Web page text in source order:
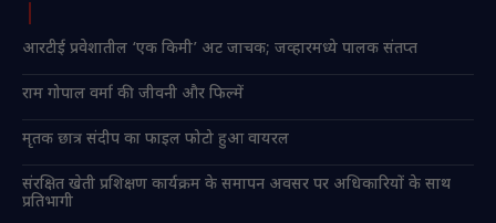
आरटीई प्रवेशातील ‘एक किमी’ अट जाचक; जव्हारमध्ये पालक संतप्त
राम गोपाल वर्मा की जीवनी और फिल्में
मृतक छात्र संदीप का फाइल फोटो हुआ वायरल
संरक्षित खेती प्रशिक्षण कार्यक्रम के समापन अवसर पर अधिकारियों के साथ
प्रतिभागी